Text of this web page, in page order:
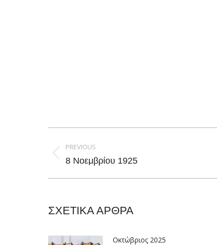
navigation
PREVIOUS
Previous
8 Νοεμβρίου 1925
ΣΧΕΤΙΚΑ ΑΡΘΡΑ
Οκτώβριος 2025